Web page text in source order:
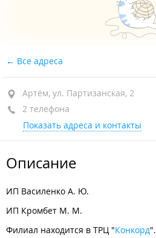
Все адреса
Артём, ул. Партизанская, 2
2 телефона
Показать адреса и контакты
Описание
ИП Василенко А. Ю.
ИП Кромбет М. М.
Филиал находится в ТРЦ "Конкорд".